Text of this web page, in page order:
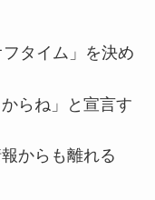
タイム」を決め
らね」と宣言す
からも離れる